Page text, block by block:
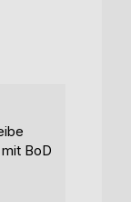
BoD